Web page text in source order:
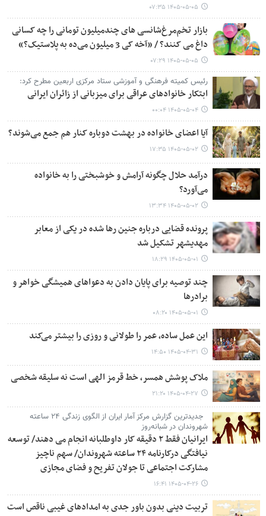
۱۴۰۵-۰۵-۰۵ ۰۷:۳۵
بازار تخم‌مرغ‌شانسی های چندمیلیون تومانی را چه کسانی
داغ می کنند؟ / «آخه کی 3 میلیون می‌ده به پلاستیک؟»
۱۴۰۵-۰۵-۰۵ ۰۷:۲۹
رئیس کمیته فرهنگی و آموزشی ستاد مرکزی اربعین مطرح کرد:
ابتکار خانوادهای عراقی برای میزبانی از زائران ایرانی
۱۴۰۵-۰۵-۰۴ ۰۰:۰۴
آیا اعضای خانواده در بهشت دوباره کنار هم جمع می‌شوند؟
۱۴۰۵-۰۵-۰۲ ۱۷:۳۵
درآمد حلال چگونه آرامش و خوشبختی را به خانواده
می‌آورد؟
۱۴۰۵-۰۵-۰۲ ۱۳:۳۴
پرونده قضایی درباره جنین رها شده در یکی از معابر
مهدیشهر تشکیل شد
۱۴۰۵-۰۵-۰۱ ۱۸:۲۹
چند توصیه برای پایان دادن به دعواهای همیشگی خواهر و
برادرها
۱۴۰۵-۰۵-۰۱ ۰۸:۲۰
این عمل ساده، عمر را طولانی و روزی را بیشتر می‌کند
۱۴۰۵-۰۴-۳۱ ۱۴:۵۰
ملاک پوشش همسر، خط قرمز الهی است نه سلیقه شخصی
۱۴۰۵-۰۴-۲۷ ۲۱:۲۰
جدیدترین گزارش مرکز آمار ایران از الگوی زندگی ۲۴ ساعته
شهروندان در شبانه‌روز
ایرانیان فقط ۲ دقیقه کار داوطلبانه انجام می دهند/ توسعه
نیافتگی درکارنامه ۲۴ ساعته شهروندان/ سهم ناچیز
مشارکت اجتماعی تا جولان تفریح و فضای مجازی
۱۴۰۵-۰۴-۲۶ ۱۶:۴۱
تربیت دینی بدون باور جدی به امدادهای غیبی ناقص است